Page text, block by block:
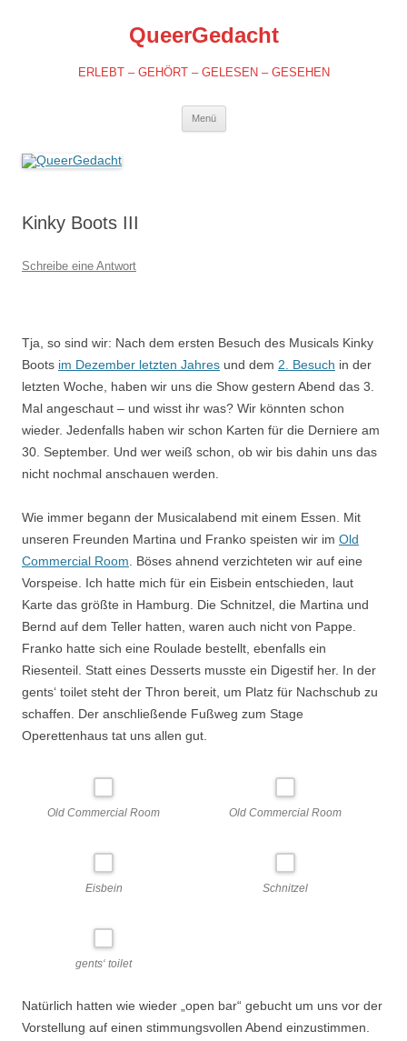
QueerGedacht
ERLEBT – GEHÖRT – GELESEN – GESEHEN
Menü
Kinky Boots III
Schreibe eine Antwort
Tja, so sind wir: Nach dem ersten Besuch des Musicals Kinky
Boots im Dezember letzten Jahres und dem 2. Besuch in der
letzten Woche, haben wir uns die Show gestern Abend das 3.
Mal angeschaut – und wisst ihr was? Wir könnten schon
wieder. Jedenfalls haben wir schon Karten für die Derniere am
30. September. Und wer weiß schon, ob wir bis dahin uns das
nicht nochmal anschauen werden.
Wie immer begann der Musicalabend mit einem Essen. Mit
unseren Freunden Martina und Franko speisten wir im Old
Commercial Room . Böses ahnend verzichteten wir auf eine
Vorspeise. Ich hatte mich für ein Eisbein entschieden, laut
Karte das größte in Hamburg. Die Schnitzel, die Martina und
Bernd auf dem Teller hatten, waren auch nicht von Pappe.
Franko hatte sich eine Roulade bestellt, ebenfalls ein
Riesenteil. Statt eines Desserts musste ein Digestif her. In der
gents‘ toilet steht der Thron bereit, um Platz für Nachschub zu
schaffen. Der anschließende Fußweg zum Stage
Operettenhaus tat uns allen gut.
Old Commercial Room Old Commercial Room
Eisbein Schnitzel
gents‘ toilet
Natürlich hatten wie wieder „open bar“ gebucht um uns vor der
Vorstellung auf einen stimmungsvollen Abend einzustimmen.